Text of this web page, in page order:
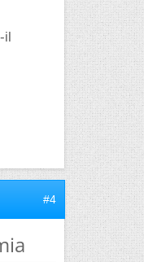
il
#4